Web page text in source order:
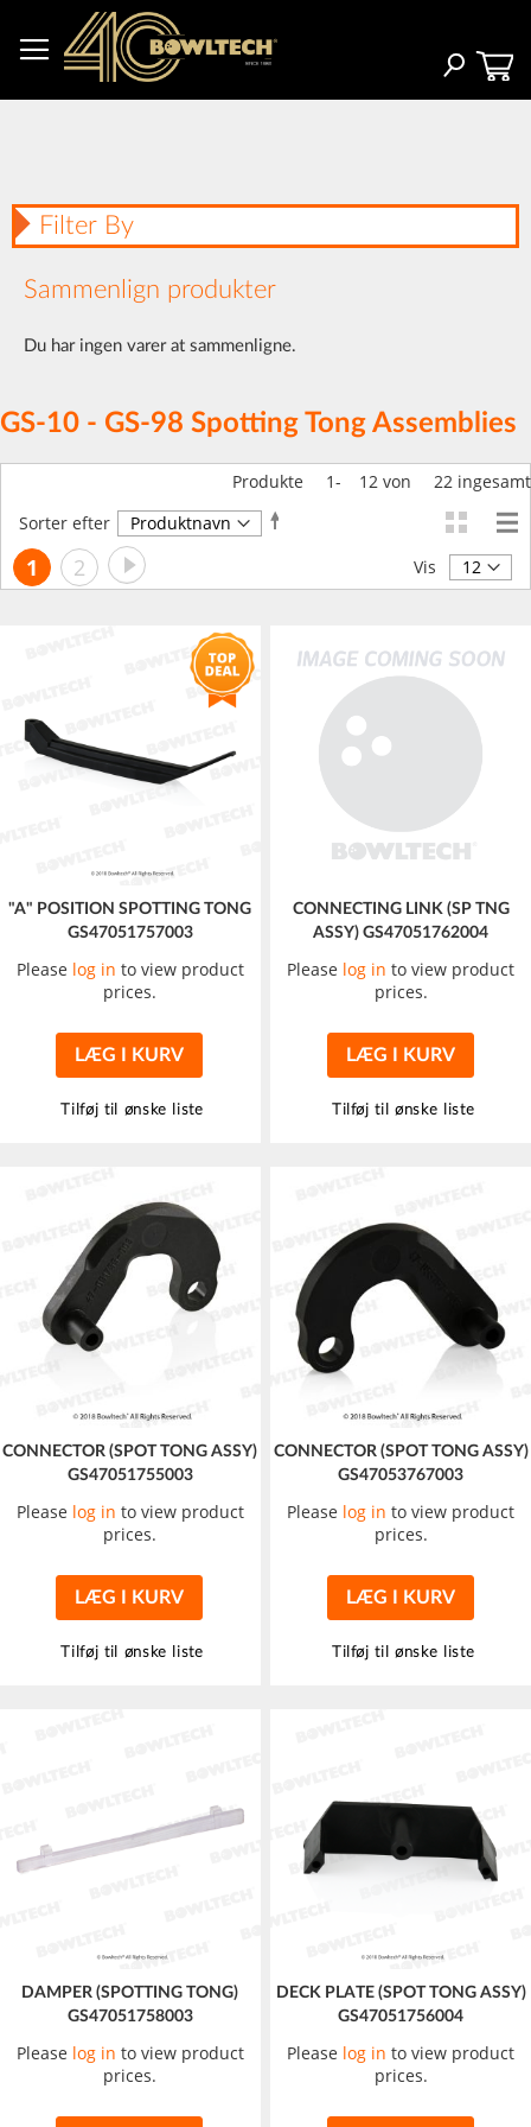
Content
Search
GS-10 - GS-98 Spotting Tong Assemblies
Produkte 1- 12 von 22 ingesamt
Sorter efter
Faldende
Side
Du
1 Side
2 Side
Videre Vis
"A" POSITION SPOTTING TONG
GS47051757003
Please log in to view product
prices.
LÆG I KURV
Tilføj til ønske liste
CONNECTING LINK (SP TNG
ASSY) GS47051762004
Please log in to view product
prices.
LÆG I KURV
Tilføj til ønske liste
CONNECTOR (SPOT TONG ASSY)
GS47051755003
Please log in to view product
prices.
LÆG I KURV
Tilføj til ønske liste
CONNECTOR (SPOT TONG ASSY)
GS47053767003
Please log in to view product
prices.
LÆG I KURV
Tilføj til ønske liste
DAMPER (SPOTTING TONG)
GS47051758003
Please log in to view product
prices.
DECK PLATE (SPOT TONG ASSY)
GS47051756004
Please log in to view product
prices.
Filter By
Sammenlign produkter
Du har ingen varer at sammenligne.